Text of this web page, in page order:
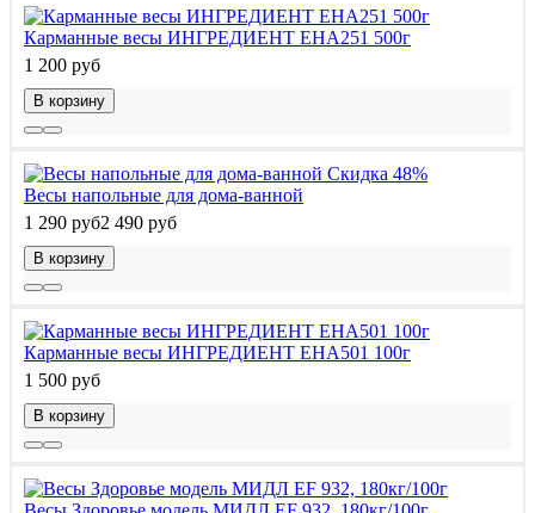
Карманные весы ИНГРЕДИЕНТ EHA251 500г
1 200 руб
В корзину
Скидка 48%
Весы напольные для дома-ванной
1 290 руб2 490 руб
В корзину
Карманные весы ИНГРЕДИЕНТ EHA501 100г
1 500 руб
В корзину